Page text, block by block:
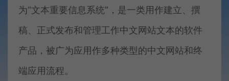
为“文本重要信息系统”，是一类用作建立、撰
稿、正式发布和管理工作中文网站文本的软件
产品，被广为应用作多种类型的中文网站和终
端应用流程。